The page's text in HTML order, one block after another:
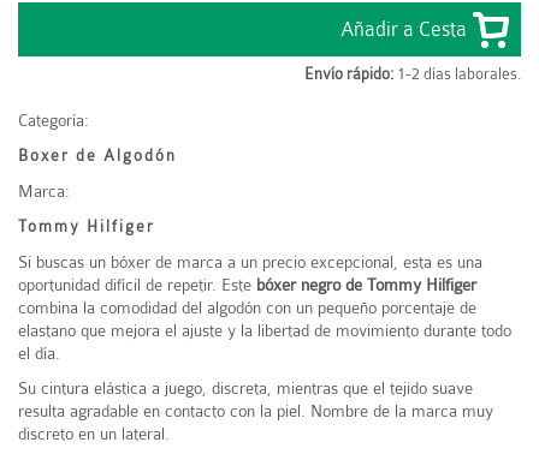
Envío rápido: 1-2 días laborales.
Categoría:
Boxer de Algodón
Marca:
Tommy Hilfiger
Si buscas un bóxer de marca a un precio excepcional, esta es una
oportunidad difícil de repetir. Este bóxer negro de Tommy Hilfiger
combina la comodidad del algodón con un pequeño porcentaje de
elastano que mejora el ajuste y la libertad de movimiento durante todo
el día.
Su cintura elástica a juego, discreta, mientras que el tejido suave
resulta agradable en contacto con la piel. Nombre de la marca muy
discreto en un lateral.